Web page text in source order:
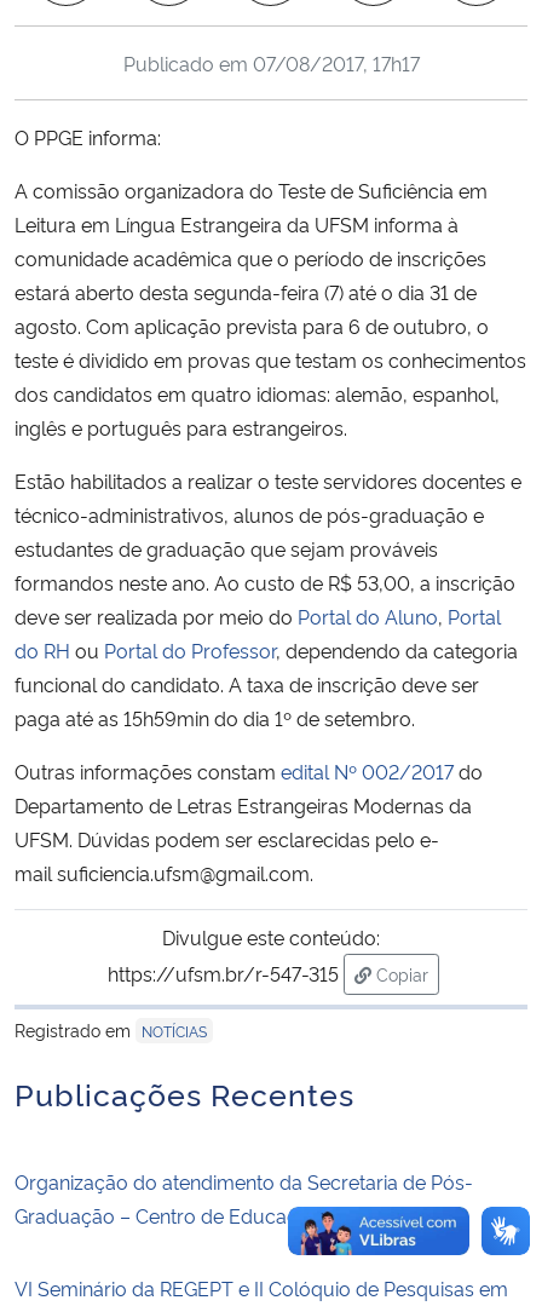
Ministério de Minas e Energia
Ministério do Turismo
Ministério do Desenvolvimento Regional
Ministério da Mulher, da Família e dos Direitos Humanos
Secretaria-Geral
Secretaria de Governo
Gabinete de Segurança Institucional
Advocacia-Geral da União
Banco Central do Brasil
Publicado em 07/08/2017, 17h17
O PPGE informa:
A comissão organizadora do Teste de Suficiência em
Leitura em Língua Estrangeira da UFSM informa à
comunidade acadêmica que o período de inscrições
estará aberto desta segunda-feira (7) até o dia 31 de
agosto. Com aplicação prevista para 6 de outubro, o
teste é dividido em provas que testam os conhecimentos
dos candidatos em quatro idiomas: alemão, espanhol,
inglês e português para estrangeiros.
Estão habilitados a realizar o teste servidores docentes e
técnico-administrativos, alunos de pós-graduação e
estudantes de graduação que sejam prováveis
formandos neste ano. Ao custo de R$ 53,00, a inscrição
deve ser realizada por meio do Portal do Aluno, Portal
do RH ou Portal do Professor, dependendo da categoria
funcional do candidato. A taxa de inscrição deve ser
paga até as 15h59min do dia 1º de setembro.
Outras informações constam edital Nº 002/2017do
Departamento de Letras Estrangeiras Modernas da
UFSM. Dúvidas podem ser esclarecidas pelo e-
mail suficiencia.ufsm@gmail.com.
Divulgue este conteúdo:
https://ufsm.br/r-547-315
Copiar
para área de
Registrado em
NOTÍCIAS
Publicações Recentes
Organização do atendimento da Secretaria de Pós-
Graduação – Centro de Educação
VI Seminário da REGEPT e II Colóquio de Pesquisas em